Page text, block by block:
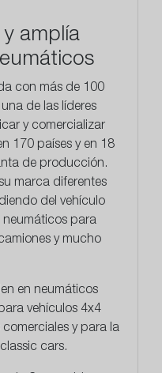
amplía
con más de 100
de las líderes
y comercializar
170 países y en 18
de producción.
marca diferentes
del vehículo
para
y mucho
en neumáticos
vehículos 4x4
y para la
cars.